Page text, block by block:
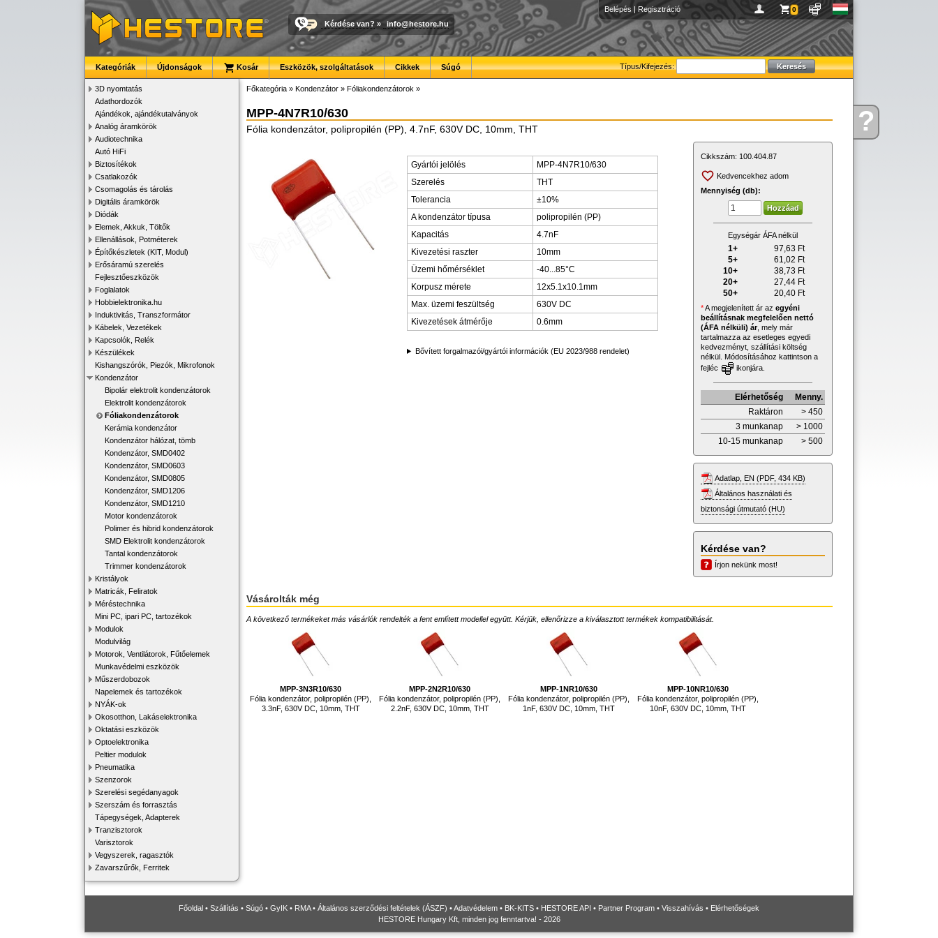
Kérdése?
Belépés | Regisztráció 0
Kérdése van? » info@hestore.hu
Típus/Kifejezés:
Kategóriák Újdonságok Kosár Eszközök, szolgáltatások Cikkek Súgó
3D nyomtatás
Adathordozók
Ajándékok, ajándékutalványok
Analóg áramkörök
Audiotechnika
Autó HiFi
Biztosítékok
Csatlakozók
Csomagolás és tárolás
Digitális áramkörök
Diódák
Elemek, Akkuk, Töltők
Ellenállások, Potméterek
Építőkészletek (KIT, Modul)
Erősáramú szerelés
Fejlesztőeszközök
Foglalatok
Hobbielektronika.hu
Induktivitás, Transzformátor
Kábelek, Vezetékek
Kapcsolók, Relék
Készülékek
Kishangszórók, Piezók, Mikrofonok
Kondenzátor
Bipolár elektrolit kondenzátorok
Elektrolit kondenzátorok
Fóliakondenzátorok
Kerámia kondenzátor
Kondenzátor hálózat, tömb
Kondenzátor, SMD0402
Kondenzátor, SMD0603
Kondenzátor, SMD0805
Kondenzátor, SMD1206
Kondenzátor, SMD1210
Motor kondenzátorok
Polimer és hibrid kondenzátorok
SMD Elektrolit kondenzátorok
Tantal kondenzátorok
Trimmer kondenzátorok
Kristályok
Matricák, Feliratok
Méréstechnika
Mini PC, ipari PC, tartozékok
Modulok
Modulvilág
Motorok, Ventilátorok, Fűtőelemek
Munkavédelmi eszközök
Műszerdobozok
Napelemek és tartozékok
NYÁK-ok
Okosotthon, Lakáselektronika
Oktatási eszközök
Optoelektronika
Peltier modulok
Pneumatika
Szenzorok
Szerelési segédanyagok
Szerszám és forrasztás
Tápegységek, Adapterek
Tranzisztorok
Varisztorok
Vegyszerek, ragasztók
Zavarszűrők, Ferritek
Főkategória » Kondenzátor » Fóliakondenzátorok »
MPP-4N7R10/630
Fólia kondenzátor, polipropilén (PP), 4.7nF, 630V DC, 10mm, THT
Gyártói jelölés
MPP-4N7R10/630
Szerelés
THT
Tolerancia
±10%
A kondenzátor típusa
polipropilén (PP)
Kapacitás
4.7nF
Kivezetési raszter
10mm
Üzemi hőmérséklet
-40...85°C
Korpusz mérete
12x5.1x10.1mm
Max. üzemi feszültség
630V DC
Kivezetések átmérője
0.6mm
Bővített forgalmazói/gyártói információk (EU 2023/988 rendelet)
Cikkszám: 100.404.87
Kedvencekhez adom
Mennyiség (db):
Egységár ÁFA nélkül
1+ 97,63 Ft
5+
61,02 Ft
10+
38,73 Ft
20+
27,44 Ft
50+
20,40 Ft
*A megjelenített ár az egyéni
beállításnak megfelelően nettó
(ÁFA nélküli) ár, mely már
tartalmazza az esetleges egyedi
kedvezményt, szállítási költség
nélkül. Módosításához kattintson a
fejléc
ikonjára.
Elérhetőség
Menny.
Raktáron
> 450
3 munkanap
> 1000
10-15 munkanap
> 500
Adatlap, EN (PDF, 434 KB)
Általános használati és
biztonsági útmutató (HU)
Kérdése van?
Írjon nekünk most!
Vásárolták még
A következő termékeket más vásárlók rendelték a fent említett modellel együtt. Kérjük, ellenőrizze a kiválasztott termékek kompatibilitását.
MPP-3N3R10/630
Fólia kondenzátor, polipropilén (PP),
3.3nF, 630V DC, 10mm, THT
MPP-2N2R10/630
Fólia kondenzátor, polipropilén (PP),
2.2nF, 630V DC, 10mm, THT
MPP-1NR10/630
Fólia kondenzátor, polipropilén (PP),
1nF, 630V DC, 10mm, THT
MPP-10NR10/630
Fólia kondenzátor, polipropilén (PP),
10nF, 630V DC, 10mm, THT
Főoldal • Szállítás • Súgó • GyIK • RMA• Általános szerződési feltételek (ÁSZF) •Adatvédelem • BK-KITS • HESTORE API • Partner Program • Visszahívás • Elérhetőségek
HESTORE Hungary Kft, minden jog fenntartva! - 2026